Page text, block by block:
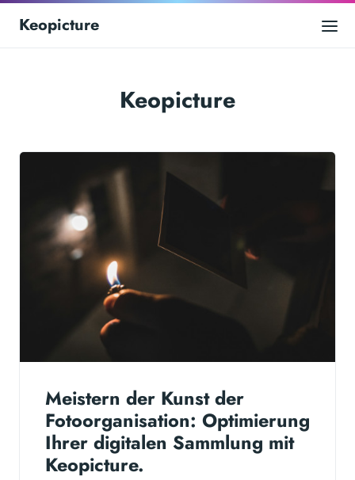
Keopicture
Keopicture
Meistern der Kunst der
Fotoorganisation: Optimierung
Ihrer digitalen Sammlung mit
Keopicture.